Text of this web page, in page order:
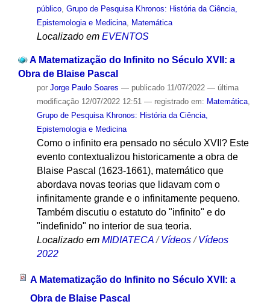
público, Grupo de Pesquisa Khronos: História da Ciência,
Epistemologia e Medicina, Matemática
Localizado em EVENTOS
A Matematização do Infinito no Século XVII: a
Obra de Blaise Pascal
por Jorge Paulo Soares — publicado11/07/2022 — última
modificação12/07/2022 12:51 — registrado em: Matemática,
Grupo de Pesquisa Khronos: História da Ciência,
Epistemologia e Medicina
Como o infinito era pensado no século XVII? Este
evento contextualizou historicamente a obra de
Blaise Pascal (1623-1661), matemático que
abordava novas teorias que lidavam com o
infinitamente grande e o infinitamente pequeno.
Também discutiu o estatuto do "infinito" e do
"indefinido" no interior de sua teoria.
Localizado em MIDIATECA /Vídeos /Vídeos
2022
A Matematização do Infinito no Século XVII: a
Obra de Blaise Pascal